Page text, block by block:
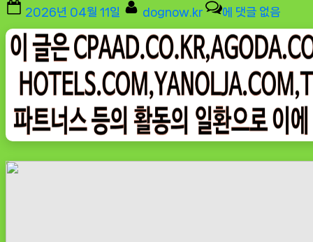
Posted
on
2026년 04월 11일 By
dognow.kr
[도
그
나
ㅣ
인
기
상
품]
에 댓글 없음